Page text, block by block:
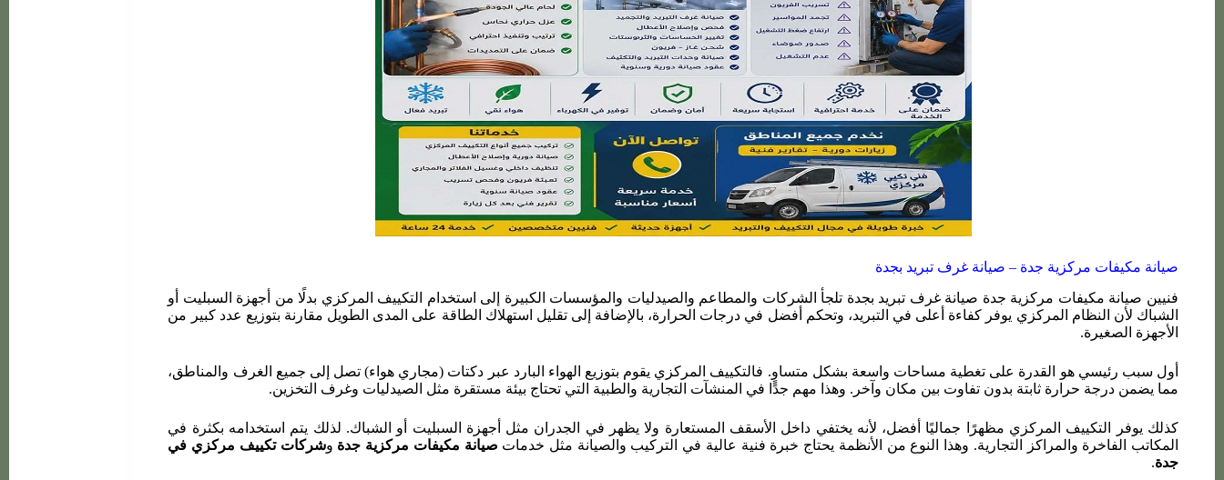
صيانة مكيفات مركزية جدة – صيانة غرف تبريد بجدة
فنيين صيانة مكيفات مركزية جدة صيانة غرف تبريد بجدة تلجأ الشركات والمطاعم والصيدليات والمؤسسات الكبيرة إلى استخدام التكييف المركزي بدلًا من أجهزة السبليت أو
الشباك لأن النظام المركزي يوفر كفاءة أعلى في التبريد، وتحكم أفضل في درجات الحرارة، بالإضافة إلى تقليل استهلاك الطاقة على المدى الطويل مقارنة بتوزيع عدد كبير من
الأجهزة الصغيرة.
أول سبب رئيسي هو القدرة على تغطية مساحات واسعة بشكل متساوٍ. فالتكييف المركزي يقوم بتوزيع الهواء البارد عبر دكتات (مجاري هواء) تصل إلى جميع الغرف والمناطق،
مما يضمن درجة حرارة ثابتة بدون تفاوت بين مكان وآخر. وهذا مهم جدًا في المنشآت التجارية والطبية التي تحتاج بيئة مستقرة مثل الصيدليات وغرف التخزين.
كذلك يوفر التكييف المركزي مظهرًا جماليًا أفضل، لأنه يختفي داخل الأسقف المستعارة ولا يظهر في الجدران مثل أجهزة السبليت أو الشباك. لذلك يتم استخدامه بكثرة في
المكاتب الفاخرة والمراكز التجارية. وهذا النوع من الأنظمة يحتاج خبرة فنية عالية في التركيب والصيانة مثل خدمات صيانة مكيفات مركزية جدة وشركات تكييف مركزي في
جدة.